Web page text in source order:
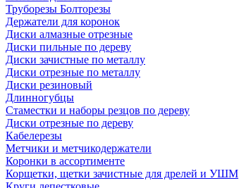
Труборезы Болторезы
Держатели для коронок
Диски алмазные отрезные
Диски пильные по дереву
Диски зачистные по металлу
Диски отрезные по металлу
Диски резиновый
Длинногубцы
Стаместки и наборы резцов по дереву
Диски отрезные по дереву
Кабелерезы
Метчики и метчикодержатели
Коронки в ассортименте
Корщетки, щетки зачистные для дрелей и УШМ